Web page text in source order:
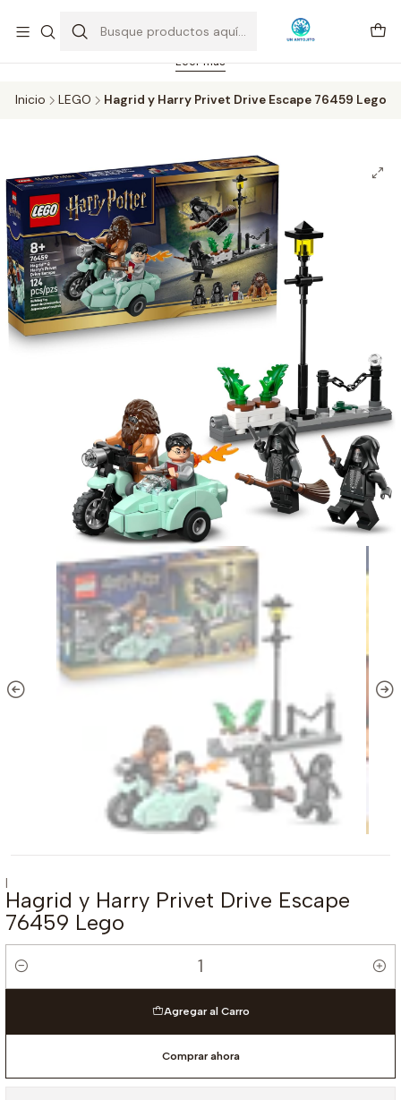
Feriado 21-05-2026 atención hasta las 14 hrs. Envío GRATIS mismo
día solo área Metropolitana Santiago por compras desde CLP 39.900.
Pedidos hasta 16 hrs., sábados y domingos hasta 14 hrs.
Leer más
Inicio LEGO Hagrid y Harry Privet Drive Escape 76459 Lego
|
Hagrid y Harry Privet Drive Escape
76459 Lego
Cantidad
Agregar al Carro
Comprar ahora